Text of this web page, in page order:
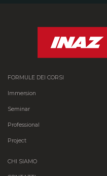
FORMULE DEI CORSI
Immersion
Seminar
Professional
Project
CHI SIAMO